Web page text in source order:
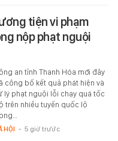
tiện vi phạm
nộp phạt nguội
an tỉnh Thanh Hóa mới đây
công bố kết quả phát hiện và
lý phạt nguội lỗi chạy quá tốc
trên nhiều tuyến quốc lộ
HỘI - 5 giờ trước